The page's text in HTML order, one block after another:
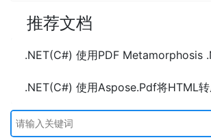
推荐文档
.NET(C#) 使用Aspose.Pdf将HTML